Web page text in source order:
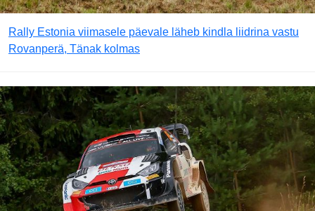
Rally Estonia viimasele päevale läheb kindla liidrina vastu
Rovanperä, Tänak kolmas